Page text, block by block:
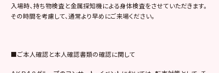
入場時、持ち物検査と金属探知機による身体検査をさせていただきます。
その時間を考慮して、通常より早めにご来場ください。
■ご本人確認と本人確認書類の確認に関して